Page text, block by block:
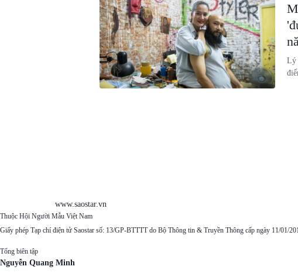
Lý
www.saostar.vn
Thuộc Hội Người Mẫu Việt Nam
Giấy phép Tạp chí điện tử Saostar số: 13/GP-BTTTT do Bộ Thông tin & Truyền Thông cấp ngày 11/01/
Tổng biên tập
Nguyễn Quang Minh